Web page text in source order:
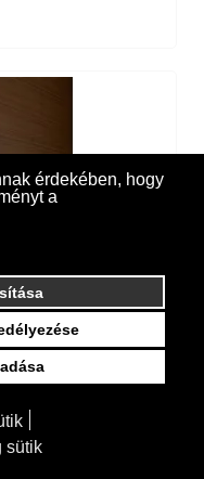
érdekében, hogy
a
sütik